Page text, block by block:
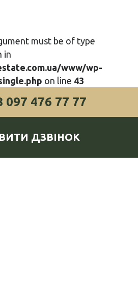
must be of type
in
www/wp-
on line 43
097 476 77 77
ДЗВІНОК